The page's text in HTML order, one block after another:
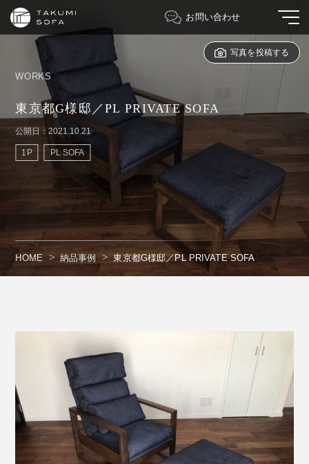
お問い合わせ
WORKS
東京都G様邸／PL PRIVATE SOFA
公開日：2021.10.21
1P PL SOFA
HOME 納品事例 東京都G様邸／PL PRIVATE SOFA
写真を投稿する